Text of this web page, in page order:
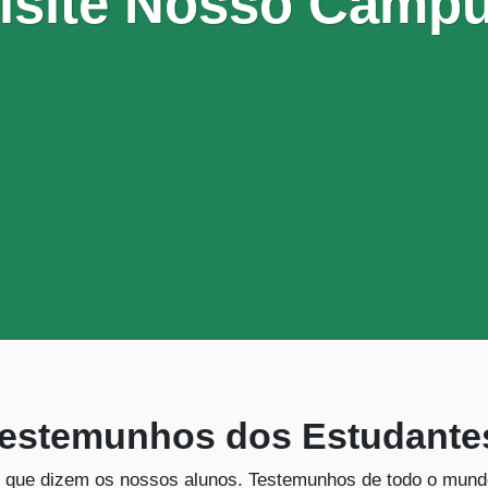
dos
que dizem os nossos alunos. Testemunhos de todo o